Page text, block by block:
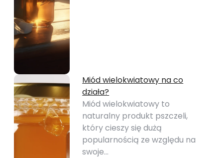
Miód wielokwiatowy na co
działa?
Miód wielokwiatowy to
naturalny produkt pszczeli,
który cieszy się dużą
popularnością ze względu na
swoje…